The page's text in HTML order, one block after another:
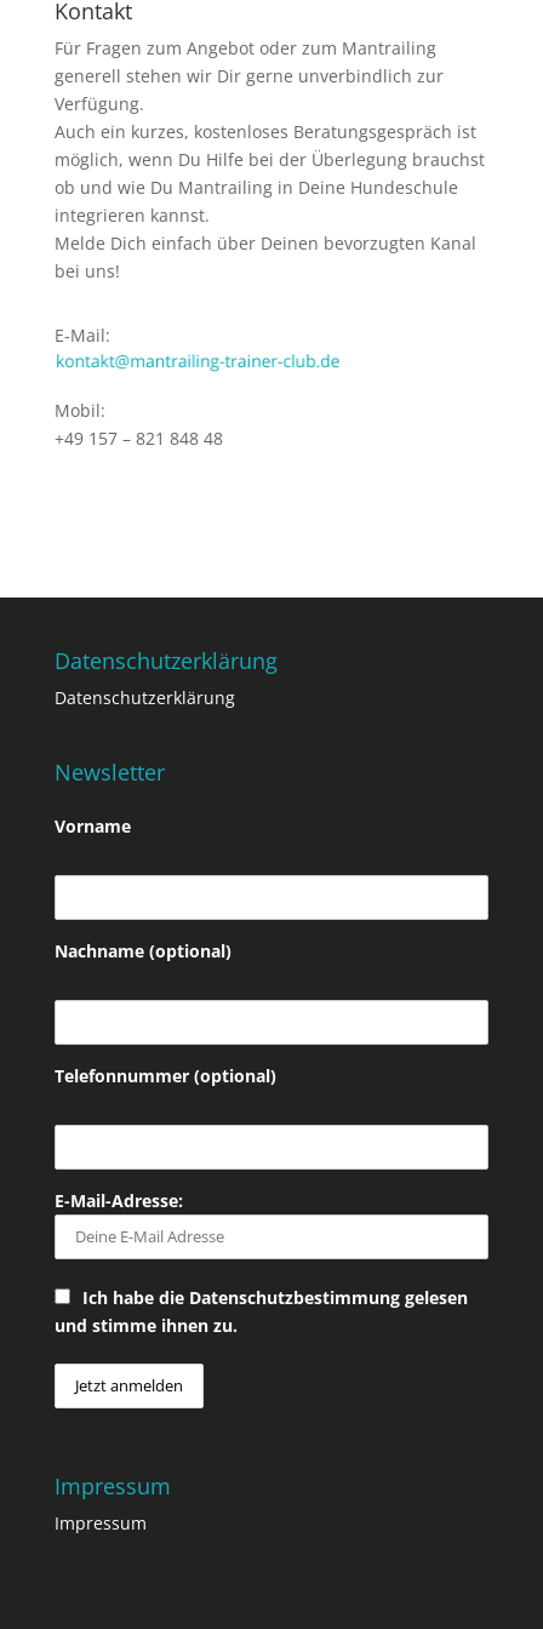
Kontakt
Für Fragen zum Angebot oder zum Mantrailing
generell stehen wir Dir gerne unverbindlich zur
Verfügung.
Auch ein kurzes, kostenloses Beratungsgespräch ist
möglich, wenn Du Hilfe bei der Überlegung brauchst
ob und wie Du Mantrailing in Deine Hundeschule
integrieren kannst.
Melde Dich einfach über Deinen bevorzugten Kanal
bei uns!
E-Mail:
Mobil:
+49 157 – 821 848 48
Datenschutzerklärung
Datenschutzerklärung
Newsletter
Vorname
Nachname (optional)
Telefonnummer (optional)
E-Mail-Adresse:
Ich habe die Datenschutzbestimmung gelesen
und stimme ihnen zu.
Impressum
Impressum